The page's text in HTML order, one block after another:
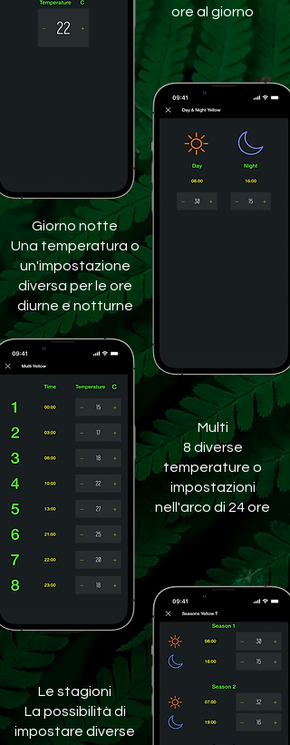
Giorno notte
Una temperatura o
un'impostazione
diversa per le ore
diurne e notturne
Le stagioni
La possibilità di
impostare diverse
ore al giorno
Multi
8 diverse
temperature o
impostazioni
nell'arco di 24 ore